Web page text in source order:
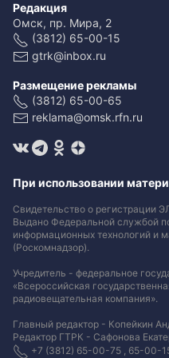
Редакция
Омск, пр. Мира, 2
(3812) 65-00-15
gtrk@inbox.ru
Размещение рекламы
(3812) 65-00-65
reklama@omsk.rfn.ru
При использовании
Свидетельство о регистрации
Выдано Федеральной службой
информационных технологий и
(Роскомнадзор).
Учредитель - федеральное
«Всероссийская
радиовещательная компания».
Главный редактор - Копейкин
Редактор ГТРК - Сафонова
+7 (3812) 65-00-75 , 65-00-